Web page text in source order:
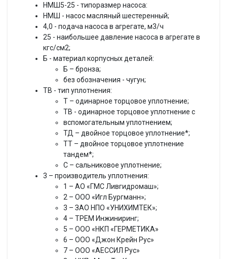
НМШ5-25 - типоразмер насоса:
НМШ - насос масляный шестеренный;
4,0 - подача насоса в агрегате, м3/ч
25 - наибольшее давление насоса в агрегате в
кгс/см2;
Б - материал корпусных деталей:
Б – бронза;
без обозначения - чугун;
ТВ - тип уплотнения:
Т – одинарное торцовое уплотнение;
ТВ - одинарное торцовое уплотнение с
вспомогательным уплотнением;
ТД – двойное торцовое уплотнение*;
ТТ – двойное торцовое уплотнение
тандем*;
С – сальниковое уплотнение;
3 – производитель уплотнения:
1 – АО «ГМС Ливгидромаш»;
2 – ООО «Игл Бургманн»;
3 – ЗАО НПО «УНИХИМТЕК»;
4 – ТРЕМ Инжиниринг;
5 – ООО «НКП «ГЕРМЕТИКА»
6 – ООО «Джон Крейн Рус»
7 – ООО «АЕССИЛ Рус»